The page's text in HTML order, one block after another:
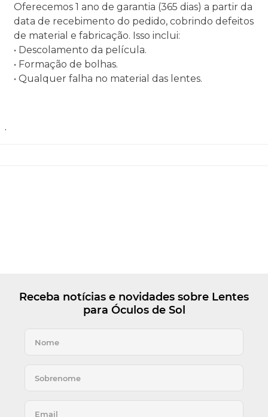
Oferecemos 1 ano de garantia (365 dias) a partir da
data de recebimento do pedido, cobrindo defeitos
de material e fabricação. Isso inclui:
• Descolamento da película.
• Formação de bolhas.
• Qualquer falha no material das lentes.
.
Receba notícias e novidades sobre Lentes
para Óculos de Sol